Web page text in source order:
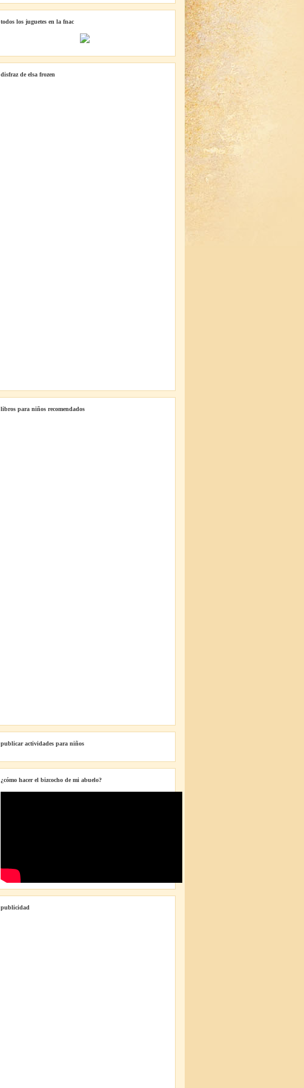
todos los juguetes en la fnac
disfraz de elsa frozen
libros para niños recomendados
publicar actividades para niños
¿cómo hacer el bizcocho de mi abuelo?
publicidad